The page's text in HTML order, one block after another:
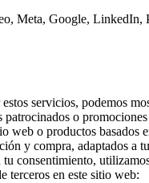
Meta, Google, LinkedIn,
servicios, podemos
patrocinados o promociones
web o productos basados
y compra, adaptados a
consentimiento,
terceros en este sitio web: